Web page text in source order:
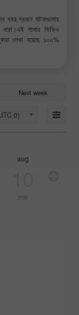
খবর,প্রধান ঘটনাগুলোর
ধারা।এই শাখার ভিডিও
লেখা হয়েছে ১০০%
Next week
0)
aug
mo